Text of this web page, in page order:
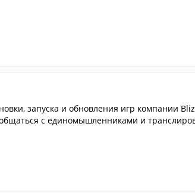
запуска и обновления игр компании
с единомышленниками и